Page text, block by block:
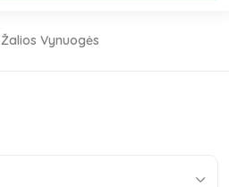
Žalios Vynuogės